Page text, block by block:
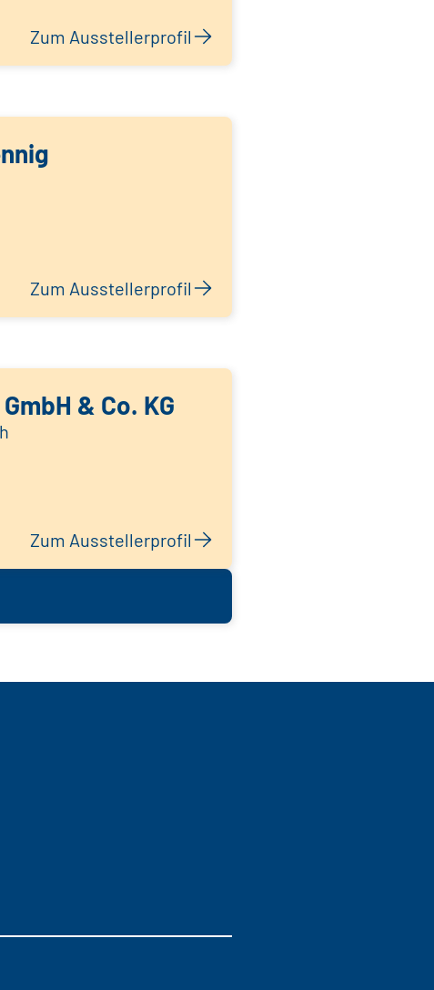
Zum Ausstellerprofil
Zum Ausstellerprofil
& Co. KG
Zum Ausstellerprofil